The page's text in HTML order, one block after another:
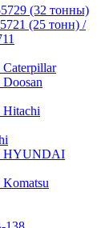
(32 тонны)
(25 тонн) /
Caterpillar
Doosan
Hitachi
HYUNDAI
Komatsu